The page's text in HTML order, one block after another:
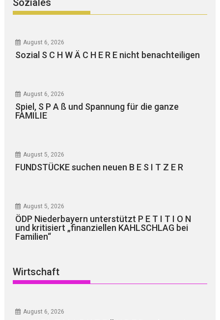
August 6, 2026
Sozial S C H W Ä C H E R E nicht benachteiligen
August 6, 2026
Spiel, S P A ß und Spannung für die ganze
FAMILIE
August 5, 2026
FUNDSTÜCKE suchen neuen B E S I T Z E R
August 5, 2026
ÖDP Niederbayern unterstützt P E T I T I O N
und kritisiert „finanziellen KAHLSCHLAG bei
Familien“
Wirtschaft
August 6, 2026